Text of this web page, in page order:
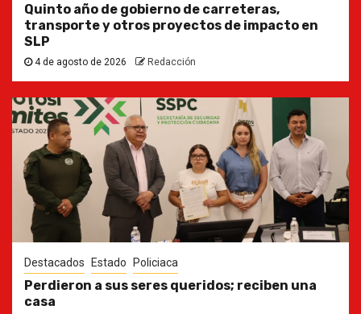
Quinto año de gobierno de carreteras,
transporte y otros proyectos de impacto en
SLP
4 de agosto de 2026 Redacción
Destacados Estado Policiaca
Perdieron a sus seres queridos; reciben una
casa